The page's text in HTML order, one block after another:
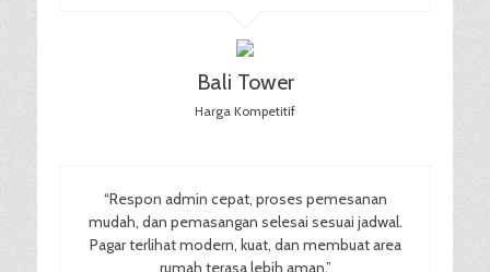
Bali Tower
Harga Kompetitif
“Respon admin cepat, proses pemesanan
mudah, dan pemasangan selesai sesuai jadwal.
Pagar terlihat modern, kuat, dan membuat area
rumah terasa lebih aman.”